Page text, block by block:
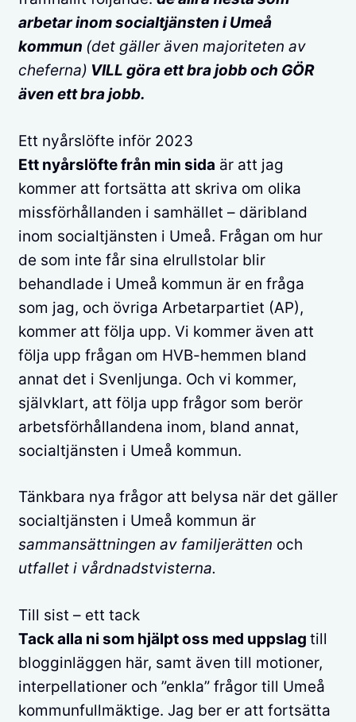
arbetar inom socialtjänsten i Umeå
kommun (det gäller även majoriteten av
cheferna) VILL göra ett bra jobb och GÖR
även ett bra jobb.
Ett nyårslöfte inför 2023
Ett nyårslöfte från min sida är att jag
kommer att fortsätta att skriva om olika
missförhållanden i samhället – däribland
inom socialtjänsten i Umeå. Frågan om hur
de som inte får sina elrullstolar blir
behandlade i Umeå kommun är en fråga
som jag, och övriga Arbetarpartiet (AP),
kommer att följa upp. Vi kommer även att
följa upp frågan om HVB-hemmen bland
annat det i Svenljunga. Och vi kommer,
självklart, att följa upp frågor som berör
arbetsförhållandena inom, bland annat,
socialtjänsten i Umeå kommun.
Tänkbara nya frågor att belysa när det gäller
socialtjänsten i Umeå kommun är
sammansättningen av familjerätten och
utfallet i vårdnadstvisterna.
Till sist – ett tack
Tack alla ni som hjälpt oss med uppslag till
blogginläggen här, samt även till motioner,
interpellationer och ”enkla” frågor till Umeå
kommunfullmäktige. Jag ber er att fortsätta